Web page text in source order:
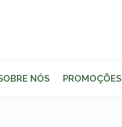
NÓS PROMOÇÕES